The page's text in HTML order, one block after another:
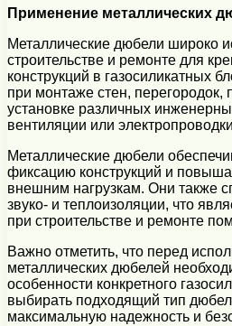
Применение металлических
Металлические дюбели широко
строительстве и ремонте для
конструкций в газосиликатных
при монтаже стен, перегородок,
установке различных
вентиляции или
Металлические дюбели
фиксацию конструкций и
внешним нагрузкам. Они также
звуко- и теплоизоляции, что
при строительстве и ремонте
Важно отметить, что перед
металлических дюбелей
особенности конкретного
выбирать подходящий тип
максимальную надежность и